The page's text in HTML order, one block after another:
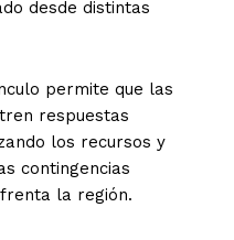
desde distintas
permite que las
respuestas
los recursos y
contingencias
la región.